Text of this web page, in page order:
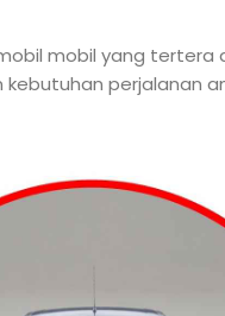
mobil yang tertera
kebutuhan perjalanan